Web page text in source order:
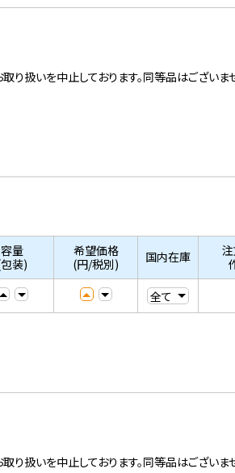
扱いを中止しております。同等品はございま
容量
装)
希望価格
(円/税別)
国内在庫
扱いを中止しております。同等品はございま